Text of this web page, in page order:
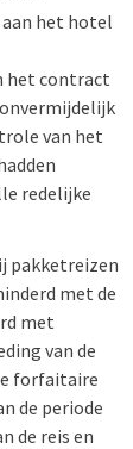
het hotel
het contract
van het
redelijke
pakketreizen
met de
met
van de
forfaitaire
de periode
de reis en